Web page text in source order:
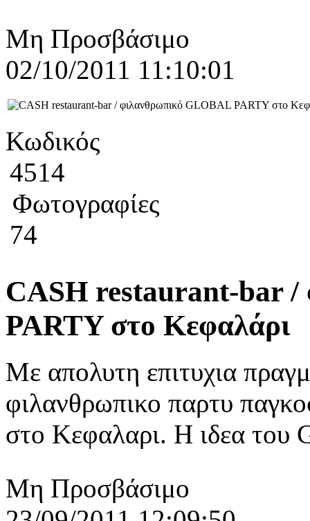
Μη Προσβάσιμο
02/10/2011 11:10:01
Κωδικός
4514
Φωτογραφίες
74
CASH restaurant-bar /
PARTY στο Κεφαλάρι
Με απολυτη επιτυχια
φιλανθρωπικο παρτυ
στο Κεφαλαρι. H ιδεα
Μη Προσβάσιμο